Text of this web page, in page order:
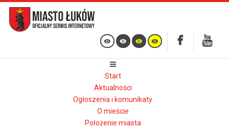
Start
Aktualności
Ogłoszenia i komunikaty
O mieście
Położenie miasta